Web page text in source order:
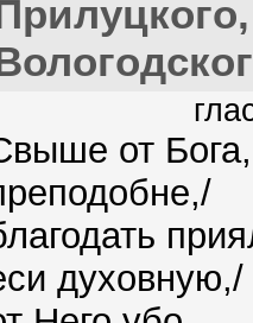
от Бога,
духовную,/